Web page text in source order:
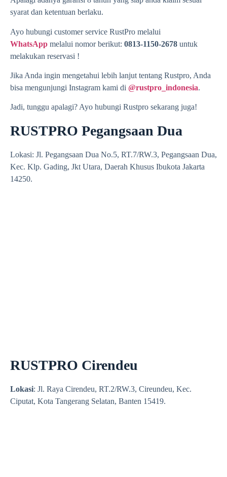
syarat dan ketentuan berlaku.
Ayo hubungi customer service RustPro melalui
WhatsApp melalui nomor berikut: 0813-1150-2678 untuk
melakukan reservasi !
Jika Anda ingin mengetahui lebih lanjut tentang Rustpro, Anda
bisa mengunjungi Instagram kami di @rustpro_indonesia.
Jadi, tunggu apalagi? Ayo hubungi Rustpro sekarang juga!
RUSTPRO Pegangsaan Dua
Lokasi: Jl. Pegangsaan Dua No.5, RT.7/RW.3, Pegangsaan Dua,
Kec. Klp. Gading, Jkt Utara, Daerah Khusus Ibukota Jakarta
14250.
RUSTPRO Cirendeu
Lokasi: Jl. Raya Cirendeu, RT.2/RW.3, Cireundeu, Kec.
Ciputat, Kota Tangerang Selatan, Banten 15419.